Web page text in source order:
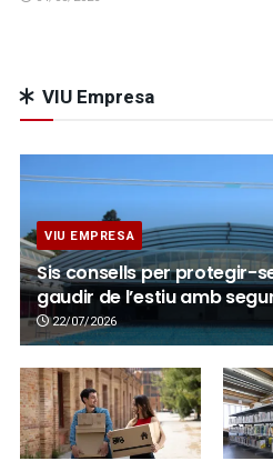
VIU Empresa
VIU EMPRESA
Sis consells per protegir-
gaudir de l’estiu amb
22/07/2026